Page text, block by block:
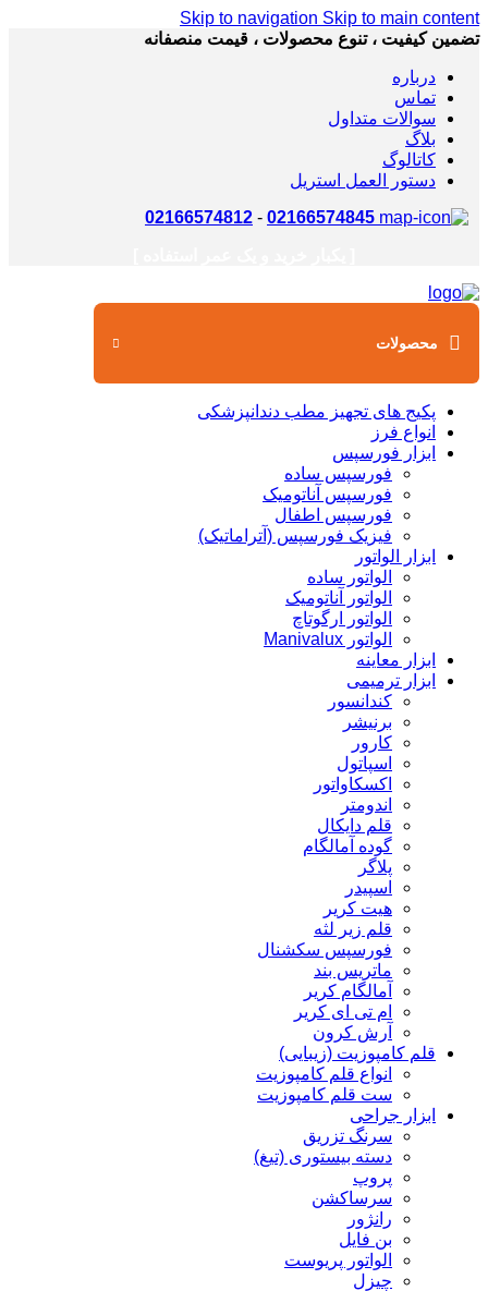
Skip to navigation Skip to main content
تضمین کیفیت ، تنوع محصولات ، قیمت منصفانه
درباره
تماس
سوالات متداول
بلاگ
کاتالوگ
دستور العمل استریل
02166574845
-
02166574812
محصولات
پکیج های تجهیز مطب دندانپزشکی
انواع فرز
ابزار فورسپس
فورسپس ساده
فورسپس آناتومیک
فورسپس اطفال
فیزیک فورسپس (آتراماتیک)
ابزار الواتور
الواتور ساده
الواتور آناتومیک
الواتور ارگوتاچ
الواتور Manivalux
ابزار معاینه
ابزار ترمیمی
کندانسور
برنیشر
کارور
اسپاتول
اکسکاواتور
اندومتر
قلم دایکال
گوده آمالگام
پلاگر
اسپیدر
هیت کریر
قلم زیر لثه
فورسپس سکشنال
ماتریس بند
آمالگام کریر
ام تی ای کریر
آرش کرون
قلم کامپوزیت (زیبایی)
انواع قلم کامپوزیت
ست قلم کامپوزیت
ابزار جراحی
سرنگ تزریق
دسته بیستوری (تیغ)
پروپ
سرساکشن
رانژور
بن فایل
الواتور پریوست
چیزل